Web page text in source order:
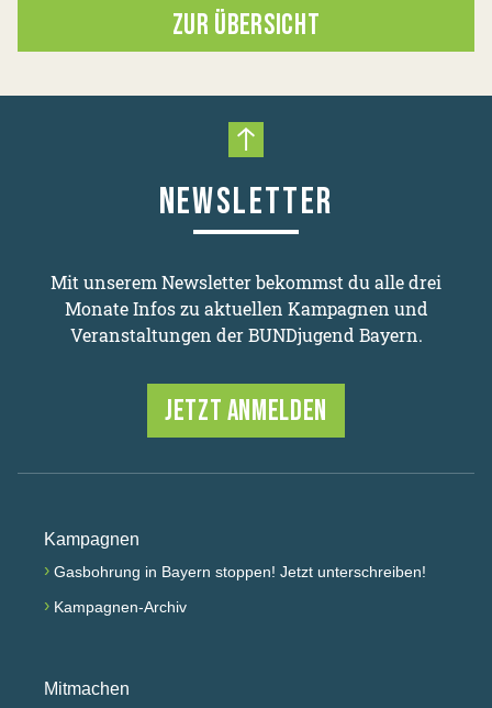
ZUR ÜBERSICHT
Nach oben scrollen
NEWSLETTER
Mit unserem Newsletter bekommst du alle drei
Monate Infos zu aktuellen Kampagnen und
Veranstaltungen der BUNDjugend Bayern.
JETZT ANMELDEN
Kampagnen
› Gasbohrung in Bayern stoppen! Jetzt unterschreiben!
› Kampagnen-Archiv
Mitmachen